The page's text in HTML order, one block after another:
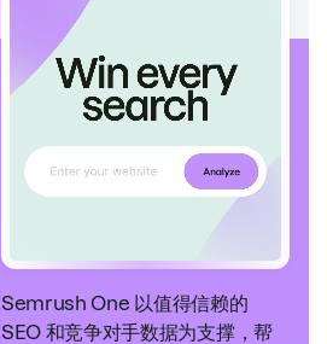
Semrush One 以值得信赖的
SEO 和竞争对手数据为支撑，帮